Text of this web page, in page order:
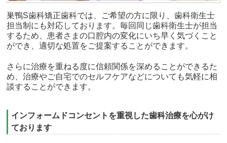
巣鴨S歯科矯正歯科では、ご希望の方に限り、歯科衛生士
担当制にも対応しております。毎回同じ歯科衛生士が担当
するため、患者さまの口腔内の変化にいち早く気づくこと
ができ、適切な処置をご提案することができます。
さらに治療を重ねる度に信頼関係を深めることができるた
め、治療やご自宅でのセルフケアなどについても気軽に相
談することができます。
インフォームドコンセントを重視した歯科治療を心がけ
ております